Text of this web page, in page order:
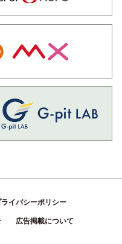
ライバシーポリシー
広告掲載について